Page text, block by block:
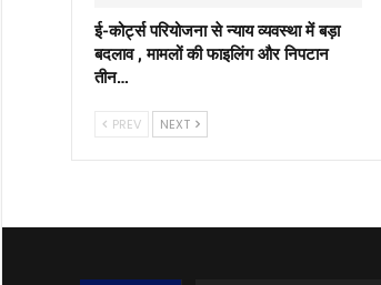
ई-कोर्ट्स परियोजना से न्याय व्यवस्था में बड़ा
बदलाव , मामलों की फाइलिंग और निपटान
तीन…
PREV NEXT